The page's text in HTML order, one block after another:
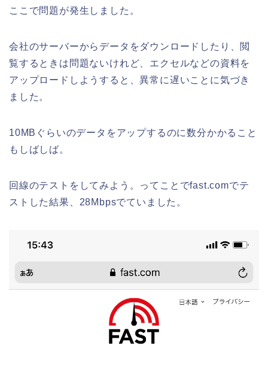
ここで問題が発生しました。
会社のサーバーからデータをダウンロードしたり、閲
覧するときは問題ないけれど、エクセルなどの資料を
アップロードしようすると、異常に遅いことに気づき
ました。
10MBぐらいのデータをアップするのに数分かかること
もしばしば。
回線のテストをしてみよう。ってことでfast.comでテ
ストした結果、28Mbpsでていました。